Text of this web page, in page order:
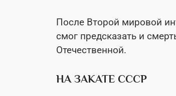
После Второй мировой
смог предсказать и
Отечественной.
НА ЗАКАТЕ СССР